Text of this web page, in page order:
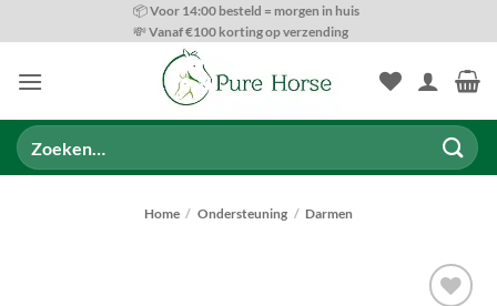
naar
📦 Voor 14:00 besteld = morgen in huis
💸 Vanaf €100 korting op verzending
Zoeken
naar:
Home / Ondersteuning / Darmen